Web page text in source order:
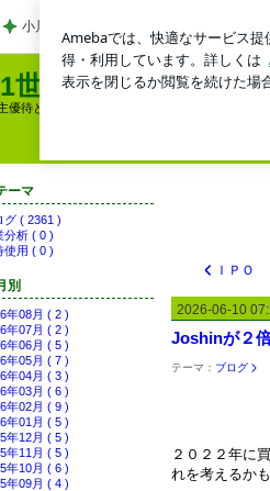
小川菜摘 財布などが入った透明バッグ
世紀投資
優待と企業価値（バリュー投資）を重視した財
ーマ
グ ( 2361 )
分析 ( 0 )
使用 ( 0 )
別
年08月 ( 2 )
年07月 ( 2 )
年06月 ( 5 )
年05月 ( 7 )
年04月 ( 3 )
年03月 ( 6 )
年02月 ( 9 )
年01月 ( 5 )
年12月 ( 5 )
年11月 ( 5 )
年10月 ( 6 )
年09月 ( 4 )
2026-06-10
Joshinが２
テーマ： ブログ
２０２２年に
れを考えるか